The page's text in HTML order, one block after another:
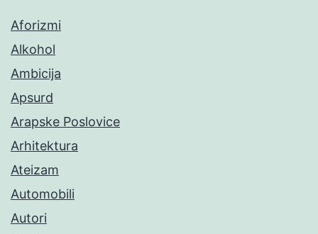
Aforizmi
Alkohol
Ambicija
Apsurd
Arapske Poslovice
Arhitektura
Ateizam
Automobili
Autori